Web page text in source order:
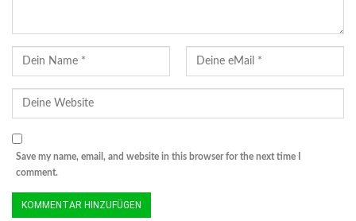
Save my name, email, and website in this browser for the next time I
comment.